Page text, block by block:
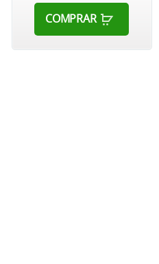
COMPRAR